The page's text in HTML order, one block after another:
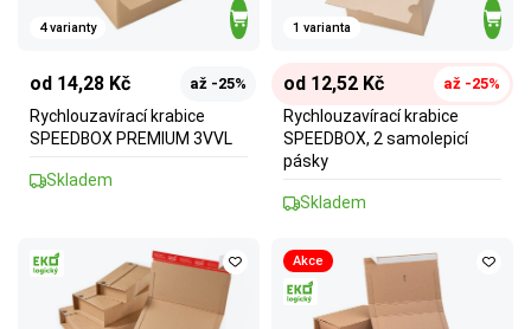
4 varianty
od 14,28 Kč až -25%
Rychlouzavírací krabice
SPEEDBOX PREMIUM 3VVL
Skladem
1 varianta
od 12,52 Kč až -25%
Rychlouzavírací krabice
SPEEDBOX, 2 samolepicí
pásky
Skladem
Akce